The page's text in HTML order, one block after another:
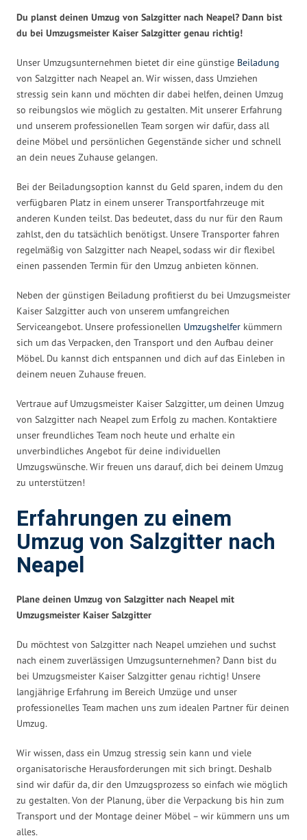
Du planst deinen Umzug von Salzgitter nach Neapel? Dann bist
du bei Umzugsmeister Kaiser Salzgitter genau richtig!
Unser Umzugsunternehmen bietet dir eine günstige Beiladung
von Salzgitter nach Neapel an. Wir wissen, dass Umziehen
stressig sein kann und möchten dir dabei helfen, deinen Umzug
so reibungslos wie möglich zu gestalten. Mit unserer Erfahrung
und unserem professionellen Team sorgen wir dafür, dass all
deine Möbel und persönlichen Gegenstände sicher und schnell
an dein neues Zuhause gelangen.
Bei der Beiladungsoption kannst du Geld sparen, indem du den
verfügbaren Platz in einem unserer Transportfahrzeuge mit
anderen Kunden teilst. Das bedeutet, dass du nur für den Raum
zahlst, den du tatsächlich benötigst. Unsere Transporter fahren
regelmäßig von Salzgitter nach Neapel, sodass wir dir flexibel
einen passenden Termin für den Umzug anbieten können.
Neben der günstigen Beiladung profitierst du bei Umzugsmeister
Kaiser Salzgitter auch von unserem umfangreichen
Serviceangebot. Unsere professionellen Umzugshelfer kümmern
sich um das Verpacken, den Transport und den Aufbau deiner
Möbel. Du kannst dich entspannen und dich auf das Einleben in
deinem neuen Zuhause freuen.
Vertraue auf Umzugsmeister Kaiser Salzgitter, um deinen Umzug
von Salzgitter nach Neapel zum Erfolg zu machen. Kontaktiere
unser freundliches Team noch heute und erhalte ein
unverbindliches Angebot für deine individuellen
Umzugswünsche. Wir freuen uns darauf, dich bei deinem Umzug
zu unterstützen!
Erfahrungen zu einem
Umzug von Salzgitter nach
Neapel
Plane deinen Umzug von Salzgitter nach Neapel mit
Umzugsmeister Kaiser Salzgitter
Du möchtest von Salzgitter nach Neapel umziehen und suchst
nach einem zuverlässigen Umzugsunternehmen? Dann bist du
bei Umzugsmeister Kaiser Salzgitter genau richtig! Unsere
langjährige Erfahrung im Bereich Umzüge und unser
professionelles Team machen uns zum idealen Partner für deinen
Umzug.
Wir wissen, dass ein Umzug stressig sein kann und viele
organisatorische Herausforderungen mit sich bringt. Deshalb
sind wir dafür da, dir den Umzugsprozess so einfach wie möglich
zu gestalten. Von der Planung, über die Verpackung bis hin zum
Transport und der Montage deiner Möbel – wir kümmern uns um
alles.